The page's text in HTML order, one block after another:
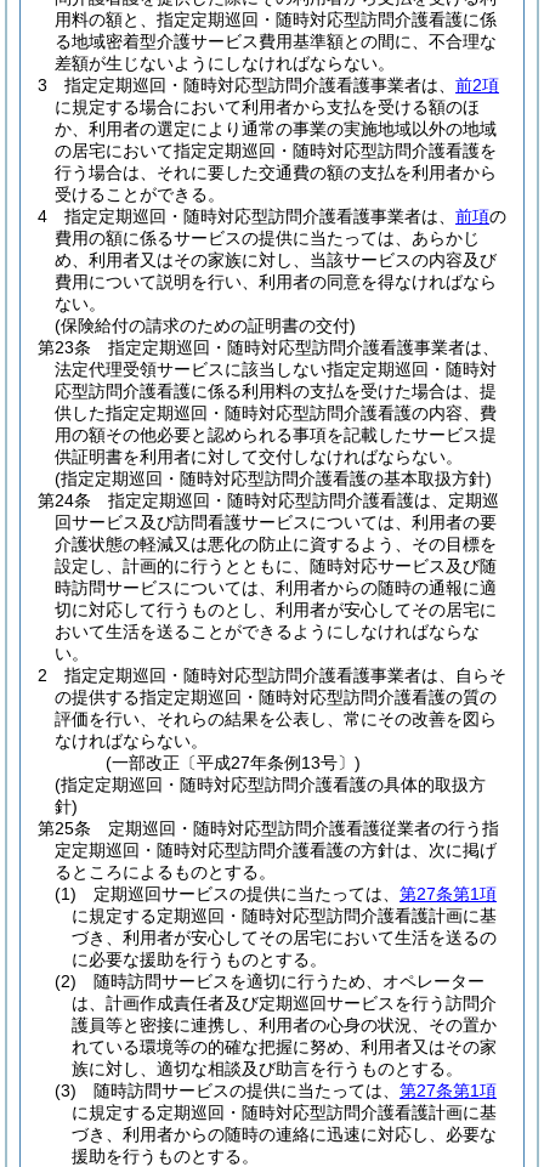
用料の額と、指定定期巡回・随時対応型訪問介護看護に係
る地域密着型介護サービス費用基準額との間に、不合理な
差額が生じないようにしなければならない。
3
指定定期巡回・随時対応型訪問介護看護事業者は、 前2項
に規定する場合において利用者から支払を受ける額のほ
か、利用者の選定により通常の事業の実施地域以外の地域
の居宅において指定定期巡回・随時対応型訪問介護看護を
行う場合は、それに要した交通費の額の支払を利用者から
受けることができる。
4
指定定期巡回・随時対応型訪問介護看護事業者は、 前項の
費用の額に係るサービスの提供に当たっては、あらかじ
め、利用者又はその家族に対し、当該サービスの内容及び
費用について説明を行い、利用者の同意を得なければなら
ない。
(保険給付の請求のための証明書の交付)
第23条
指定定期巡回・随時対応型訪問介護看護事業者は、
法定代理受領サービスに該当しない指定定期巡回・随時対
応型訪問介護看護に係る利用料の支払を受けた場合は、提
供した指定定期巡回・随時対応型訪問介護看護の内容、費
用の額その他必要と認められる事項を記載したサービス提
供証明書を利用者に対して交付しなければならない。
(指定定期巡回・随時対応型訪問介護看護の基本取扱方針)
第24条
指定定期巡回・随時対応型訪問介護看護は、定期巡
回サービス及び訪問看護サービスについては、利用者の要
介護状態の軽減又は悪化の防止に資するよう、その目標を
設定し、計画的に行うとともに、随時対応サービス及び随
時訪問サービスについては、利用者からの随時の通報に適
切に対応して行うものとし、利用者が安心してその居宅に
おいて生活を送ることができるようにしなければならな
い。
2
指定定期巡回・随時対応型訪問介護看護事業者は、自らそ
の提供する指定定期巡回・随時対応型訪問介護看護の質の
評価を行い、それらの結果を公表し、常にその改善を図ら
なければならない。
(一部改正〔平成27年条例13号〕)
(指定定期巡回・随時対応型訪問介護看護の具体的取扱方
針)
第25条
定期巡回・随時対応型訪問介護看護従業者の行う指
定定期巡回・随時対応型訪問介護看護の方針は、次に掲げ
るところによるものとする。
(1)
定期巡回サービスの提供に当たっては、 第27条第1項
に規定する定期巡回・随時対応型訪問介護看護計画に基
づき、利用者が安心してその居宅において生活を送るの
に必要な援助を行うものとする。
(2)
随時訪問サービスを適切に行うため、オペレーター
は、計画作成責任者及び定期巡回サービスを行う訪問介
護員等と密接に連携し、利用者の心身の状況、その置か
れている環境等の的確な把握に努め、利用者又はその家
族に対し、適切な相談及び助言を行うものとする。
(3)
随時訪問サービスの提供に当たっては、 第27条第1項
に規定する定期巡回・随時対応型訪問介護看護計画に基
づき、利用者からの随時の連絡に迅速に対応し、必要な
援助を行うものとする。